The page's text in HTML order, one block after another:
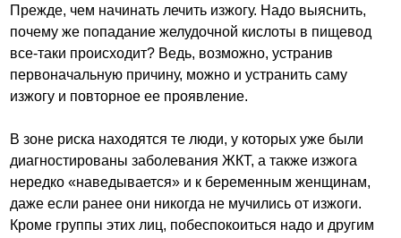
Прежде, чем начинать лечить изжогу. Надо выяснить,
почему же попадание желудочной кислоты в пищевод
все-таки происходит? Ведь, возможно, устранив
первоначальную причину, можно и устранить саму
изжогу и повторное ее проявление.
В зоне риска находятся те люди, у которых уже были
диагностированы заболевания ЖКТ, а также изжога
нередко «наведывается» и к беременным женщинам,
даже если ранее они никогда не мучились от изжоги.
Кроме группы этих лиц, побеспокоиться надо и другим